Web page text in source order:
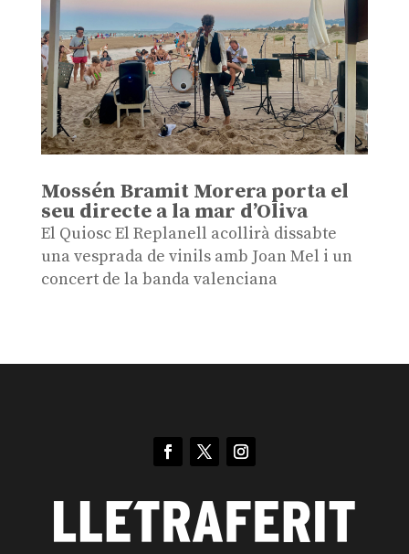
Mossén Bramit Morera porta el
seu directe a la mar d’Oliva
El Quiosc El Replanell acollirà dissabte
una vesprada de vinils amb Joan Mel i un
concert de la banda valenciana